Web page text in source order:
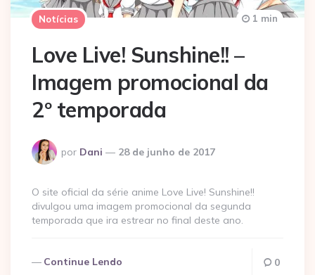
Notícias
Love Live! Sunshine!! –
Imagem promocional da
2º temporada
Postado
por
por Dani 28 de junho de 2017
1 min
O site oficial da série anime Love Live! Sunshine!!
divulgou uma imagem promocional da segunda
temporada que ira estrear no final deste ano.
Continue Lendo 0